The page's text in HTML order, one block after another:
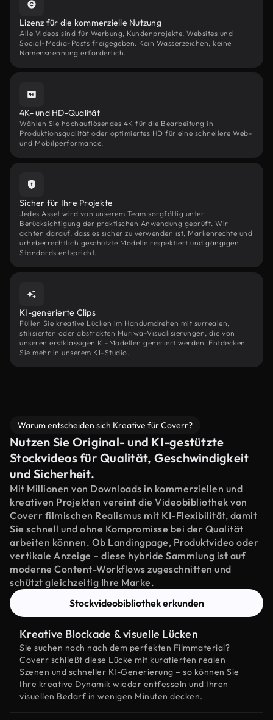
Lizenz für die kommerzielle Nutzung
Alle Videos sind für Werbung, Kundenprojekte, Websites und
Social-Media-Posts freigegeben. Kein Wasserzeichen, keine
Namensnennung erforderlich.
4K- und HD-Qualität
Wählen Sie hochauflösendes 4K für die Bearbeitung in
Produktionsqualität oder optimiertes HD für eine schnellere Web-
und Mobilperformance.
Sicher für Ihre Projekte
Jedes Asset wird von unserem Team sorgfältig unter
Berücksichtigung der praktischen Anwendung geprüft. Wir
achten darauf, dass es sicher zu verwenden ist, Markenrechte und
urheberrechtlich geschützte Modelle respektiert und gängigen
Standards entspricht.
KI-generierte Clips
Füllen Sie kreative Lücken im Handumdrehen mit surrealen,
stilisierten oder abstrakten Muriwa-Visualisierungen, die von
unseren erstklassigen KI-Modellen generiert werden. Entdecken
Sie mehr in unserem KI-Studio.
Warum entscheiden sich Kreative für Coverr?
Nutzen Sie Original- und KI-gestützte
Stockvideos für Qualität, Geschwindigkeit
und Sicherheit.
Mit Millionen von Downloads in kommerziellen und
kreativen Projekten vereint die Videobibliothek von
Coverr filmischen Realismus mit KI-Flexibilität, damit
Sie schnell und ohne Kompromisse bei der Qualität
arbeiten können. Ob Landingpage, Produktvideo oder
vertikale Anzeige – diese hybride Sammlung ist auf
moderne Content-Workflows zugeschnitten und
schützt gleichzeitig Ihre Marke.
Stockvideobibliothek erkunden
Kreative Blockade & visuelle Lücken
Sie suchen noch nach dem perfekten Filmmaterial?
Coverr schließt diese Lücke mit kuratierten realen
Szenen und schneller KI-Generierung – so können Sie
Ihre kreative Dynamik wieder entfesseln und Ihren
visuellen Bedarf in wenigen Minuten decken.